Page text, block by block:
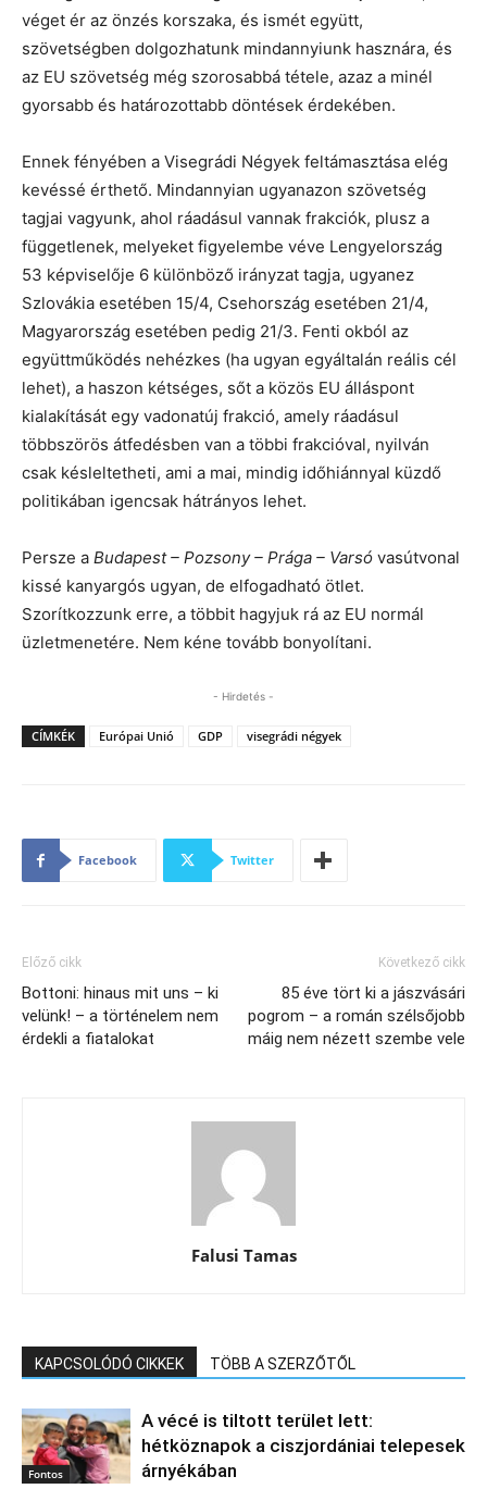
véget ér az önzés korszaka, és ismét együtt,
szövetségben dolgozhatunk mindannyiunk hasznára, és
az EU szövetség még szorosabbá tétele, azaz a minél
gyorsabb és határozottabb döntések érdekében.
Ennek fényében a Visegrádi Négyek feltámasztása elég
kevéssé érthető. Mindannyian ugyanazon szövetség
tagjai vagyunk, ahol ráadásul vannak frakciók, plusz a
függetlenek, melyeket figyelembe véve Lengyelország
53 képviselője 6 különböző irányzat tagja, ugyanez
Szlovákia esetében 15/4, Csehország esetében 21/4,
Magyarország esetében pedig 21/3. Fenti okból az
együttműködés nehézkes (ha ugyan egyáltalán reális cél
lehet), a haszon kétséges, sőt a közös EU álláspont
kialakítását egy vadonatúj frakció, amely ráadásul
többszörös átfedésben van a többi frakcióval, nyilván
csak késleltetheti, ami a mai, mindig időhiánnyal küzdő
politikában igencsak hátrányos lehet.
Persze a Budapest – Pozsony – Prága – Varsó vasútvonal
kissé kanyargós ugyan, de elfogadható ötlet.
Szorítkozzunk erre, a többit hagyjuk rá az EU normál
üzletmenetére. Nem kéne tovább bonyolítani.
- Hirdetés -
CÍMKÉK Európai Unió GDP visegrádi négyek
Facebook Twitter
Előző cikk
Bottoni: hinaus mit uns – ki
velünk! – a történelem nem
érdekli a fiatalokat
Következő cikk
85 éve tört ki a jászvásári
pogrom – a román szélsőjobb
máig nem nézett szembe vele
Falusi Tamas
KAPCSOLÓDÓ CIKKEK TÖBB A SZERZŐTŐL
Fontos
A vécé is tiltott terület lett:
hétköznapok a ciszjordániai telepesek
árnyékában